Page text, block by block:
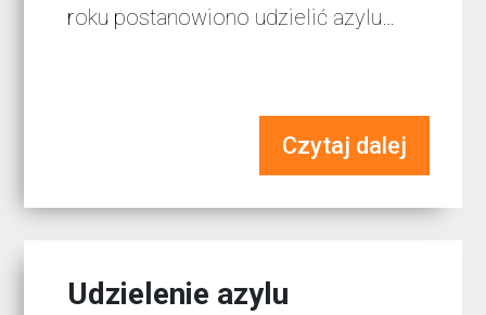
roku postanowiono udzielić azylu…
Czytaj dalej
Udzielenie azylu